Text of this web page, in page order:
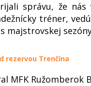
správu, že
tréner,
majstrovskej
rezervou Trenčína
MFK